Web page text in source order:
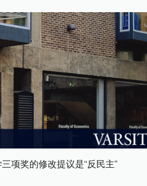
项奖的修改提议是“反民主”